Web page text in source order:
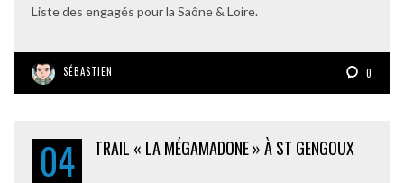
Liste des engagés pour la Saône & Loire.
SÉBASTIEN 0
04 TRAIL « LA MÉGAMADONE » À ST GENGOUX